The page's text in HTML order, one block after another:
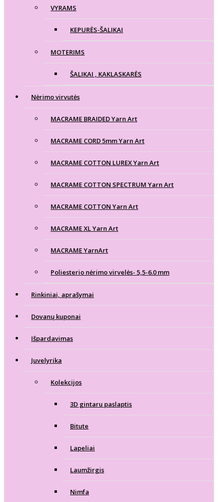
VYRAMS
KEPURĖS-ŠALIKAI
MOTERIMS
ŠALIKAI , KAKLASKARĖS
Nėrimo virvutės
MACRAME BRAIDED Yarn Art
MACRAME CORD 5mm Yarn Art
MACRAME COTTON LUREX Yarn Art
MACRAME COTTON SPECTRUM Yarn Art
MACRAME COTTON Yarn Art
MACRAME XL Yarn Art
MACRAME YarnArt
Poliesterio nėrimo virvelės- 5,5-6.0 mm
Rinkiniai, aprašymai
Dovanų kuponai
Išpardavimas
Juvelyrika
Kolekcijos
3D gintaru paslaptis
Bitute
Lapeliai
Laumžirgis
Nimfa